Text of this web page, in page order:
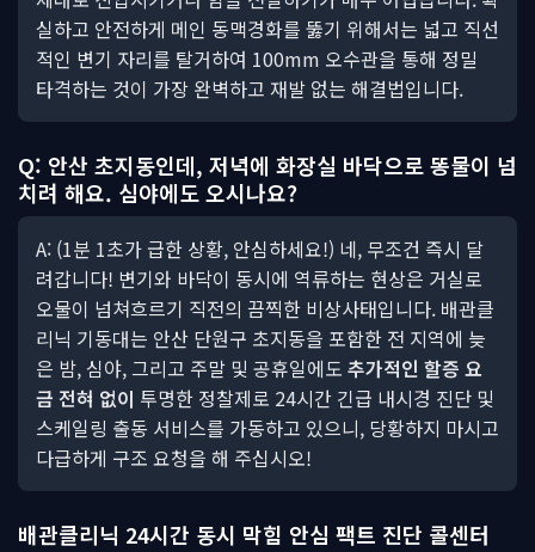
실하고 안전하게 메인 동맥경화를 뚫기 위해서는 넓고 직선
적인 변기 자리를 탈거하여 100mm 오수관을 통해 정밀
타격하는 것이 가장 완벽하고 재발 없는 해결법입니다.
Q: 안산 초지동인데, 저녁에 화장실 바닥으로 똥물이 넘
치려 해요. 심야에도 오시나요?
A: (1분 1초가 급한 상황, 안심하세요!) 네, 무조건 즉시 달
려갑니다! 변기와 바닥이 동시에 역류하는 현상은 거실로
오물이 넘쳐흐르기 직전의 끔찍한 비상사태입니다. 배관클
리닉 기동대는 안산 단원구 초지동을 포함한 전 지역에 늦
은 밤, 심야, 그리고 주말 및 공휴일에도 추가적인 할증 요
금 전혀 없이 투명한 정찰제로 24시간 긴급 내시경 진단 및
스케일링 출동 서비스를 가동하고 있으니, 당황하지 마시고
다급하게 구조 요청을 해 주십시오!
배관클리닉 24시간 동시 막힘 안심 팩트 진단 콜센터